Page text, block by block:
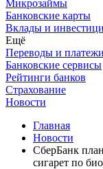
Микрозаймы
Банковские карты
Вклады и
Ещё
Переводы и платежи
Банковские сервисы
Рейтинги банков
Страхование
Новости
Главная
Новости
СберБанк
сигарет по